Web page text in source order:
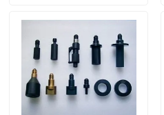
Equipo de prueba del IEC
Equipo de prueba médico
Equipo de prueba de la